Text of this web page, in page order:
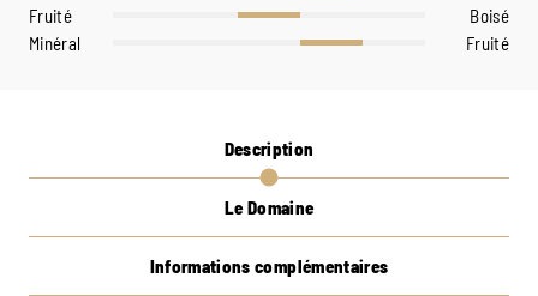
Fruité
Boisé
Minéral
Fruité
Description
Le Domaine
Informations complémentaires